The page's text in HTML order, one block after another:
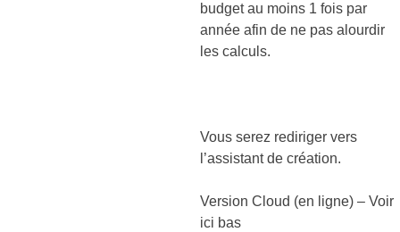
budget au moins 1 fois par
année afin de ne pas alourdir
les calculs.
Vous serez rediriger vers
l’assistant de création.
Version Cloud (en ligne) – Voir
ici bas